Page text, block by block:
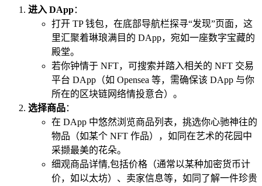
进入 DApp：
打开 TP 钱包，在底部导航栏探寻“发现”页面，这
里汇聚着琳琅满目的 DApp，宛如一座数字宝藏的
殿堂。
若你钟情于 NFT，可搜索并踏入相关的 NFT 交易
平台 DApp（如 Opensea 等，需确保该 DApp 与你
所在的区块链网络情投意合）。
选择商品：
在 DApp 中悠然浏览商品列表，挑选你心驰神往的
物品（如某个 NFT 作品），如同在艺术的花园中
采撷最美的花朵。
细观商品详情,包括价格（通常以某种加密货币计
价，如以太坊）、卖家信息等，如同了解一件珍贵